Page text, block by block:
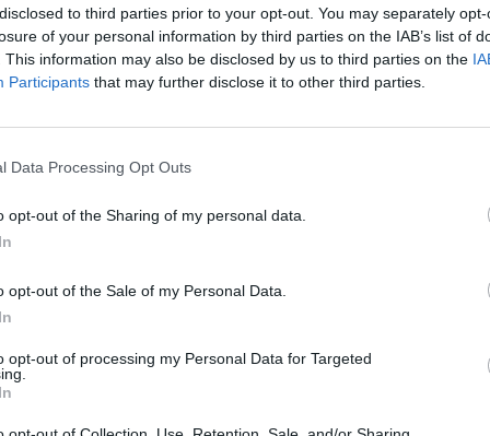
to third parties prior to your opt-out. You may separately
of your personal information by third parties on the IAB’s list of
This information may also be disclosed by us to third parties on the
Participants that may further disclose it to other third parties.
Data Processing Opt Outs
opt-out of the Sharing of my personal data.
opt-out of the Sale of my Personal Data.
opt-out of processing my Personal Data for Targeted
diskusija: Rusija – Europos šeimos narė?
pavojingą įprotį: tą daro daugiau nei pusė